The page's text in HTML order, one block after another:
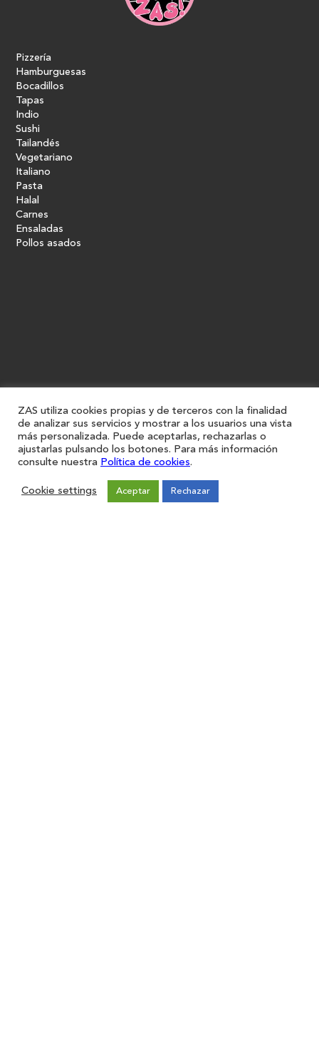
Pizzería
Hamburguesas
Bocadillos
Tapas
Indio
Sushi
Tailandés
Vegetariano
Italiano
Pasta
Halal
Carnes
Ensaladas
Pollos asados
ZAS utiliza cookies propias y de terceros con la finalidad
de analizar sus servicios y mostrar a los usuarios una vista
más personalizada. Puede aceptarlas, rechazarlas o
ajustarlas pulsando los botones. Para más información
consulte nuestra Política de cookies.
Cookie settings Aceptar Rechazar